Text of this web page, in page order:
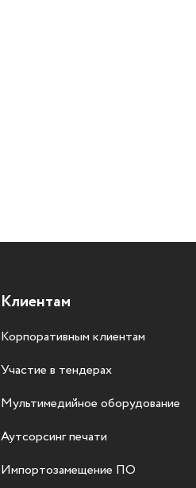
Клиентам
Корпоративным клиентам
Участие в тендерах
Мультимедийное оборудование
Аутсорсинг печати
Импортозамещение ПО